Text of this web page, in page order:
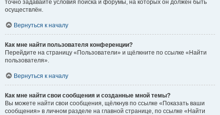
точно задавайте условия поиска и форумы, на которых он должен быть
осуществлён.
Вернуться к началу
Как мне найти пользователя конференции?
Перейдите на страницу «Пользователи» и щёлкните по ссылке «Найти
пользователя».
Вернуться к началу
Как мне найти свои сообщения и созданные мной темы?
Вы можете найти свои сообщения, щёлкнув по ссылке «Показать ваши
сообщения» в личном разделе на главной странице, по ссылке «Найти